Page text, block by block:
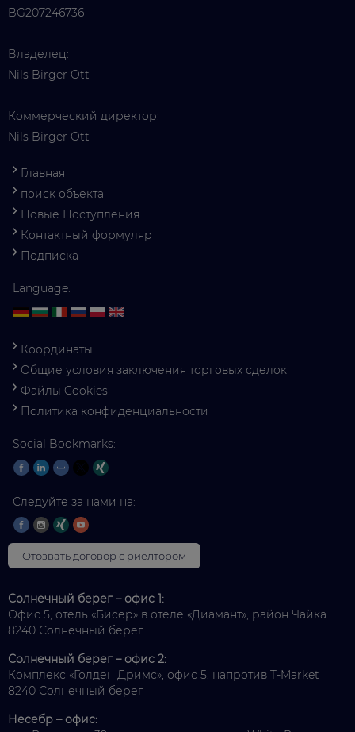
BG207246736
Владелец:
Nils Birger Ott
Коммерческий директор:
Nils Birger Ott
Главная
поиск объекта
Новые Поступления
Контактный формуляр
Подписка
Language:
Координаты
Общие условия заключения торговых сделок
Файлы Cookies
Политика конфиденциальности
Social Bookmarks:
Следуйте за нами на:
Отозвать договор с риелтором
Солнечный берег – офис 1:
Офис 5, отель «Бисер» в отеле «Диамант», район Чайка
8240 Солнечный берег
Солнечный берег – офис 2:
Комплекс «Голден Дримс», офис 5, напротив T-Market
8240 Солнечный берег
Несебр – офис: